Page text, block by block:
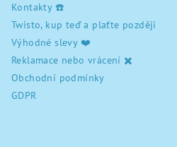
Kontakty ☎️
Twisto, kup teď a plaťte později
Výhodné slevy ❤️
Reklamace nebo vrácení ✖️
Obchodní podmínky
GDPR